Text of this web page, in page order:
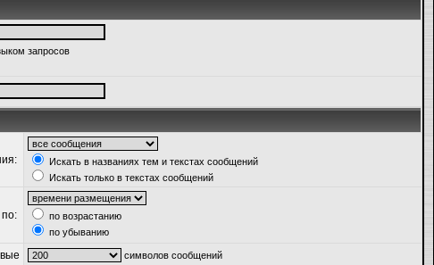
запросов
Искать в названиях тем и текстах сообщений
Искать только в текстах сообщений
по возрастанию
по убыванию
символов сообщений